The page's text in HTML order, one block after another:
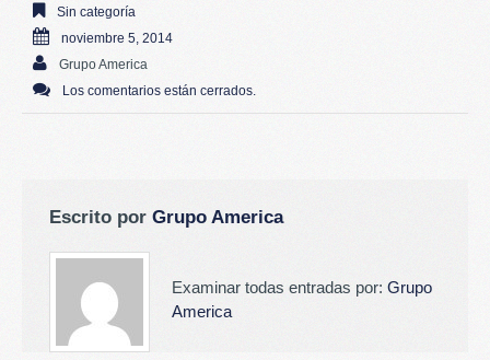
Sin categoría
noviembre 5, 2014
Grupo America
Los comentarios están cerrados.
Escrito por Grupo America
Examinar todas entradas por: Grupo
America